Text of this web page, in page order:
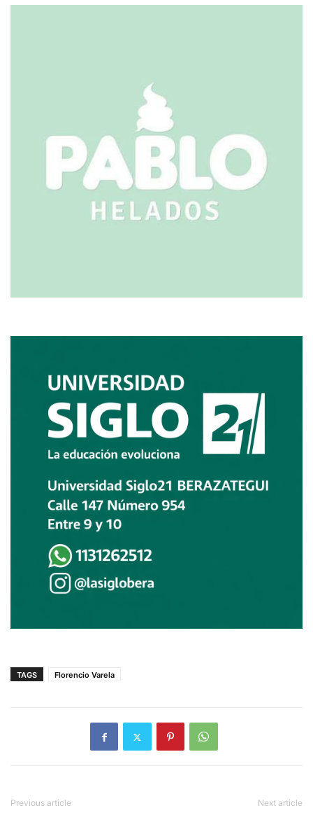
TAGS Florencio Varela
Previous article Next article